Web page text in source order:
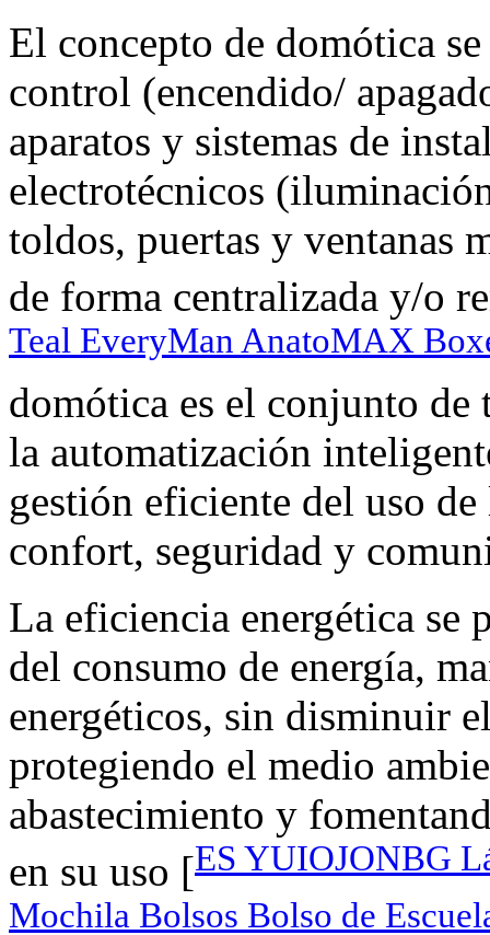
El concepto de domótica
control (encendido/
aparatos y sistemas de
electrotécnicos
toldos, puertas y ventanas
de forma centralizada y/o
Teal EveryMan AnatoMAX
domótica es el conjunto
la automatización
gestión eficiente del uso
confort, seguridad y
La eficiencia energética se
del consumo de energía,
energéticos, sin disminuir
protegiendo el medio
abastecimiento y
en su uso [ES YUIOJONBG
Mochila Bolsos Bolso de